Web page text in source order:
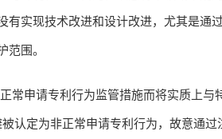
有实现技术改进和设计改进，尤其是通
范围。
申请专利行为监管措施而将实质上与
认定为非正常申请专利行为，故意通